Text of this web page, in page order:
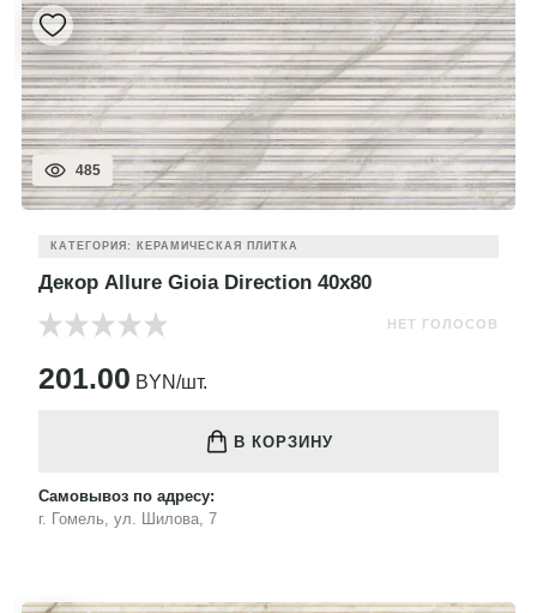
485
КАТЕГОРИЯ: КЕРАМИЧЕСКАЯ ПЛИТКА
Декор Allure Gioia Direction 40x80
НЕТ ГОЛОСОВ
201.00 BYN/шт.
В КОРЗИНУ
Самовывоз по адресу:
г. Гомель, ул. Шилова, 7